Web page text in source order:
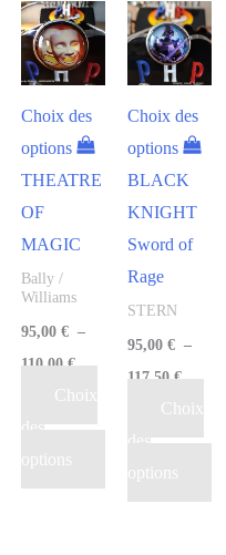
Choix des
options
THEATRE
OF
MAGIC
Bally /
Williams
95,00 € –
110,00€
Choix
des
options
Choix des
options
BLACK
KNIGHT
Sword of
Rage
STERN
95,00 € –
117,50€
Choix
des
options